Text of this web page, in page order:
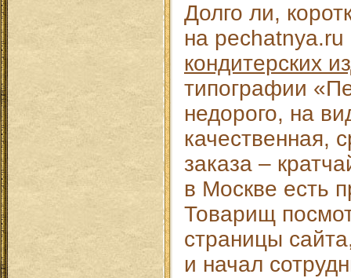
Долго ли,
на
кондитерских
типографии
недорого, на
качественная,
заказа –
в Москве есть
Товарищ
страницы
и начал